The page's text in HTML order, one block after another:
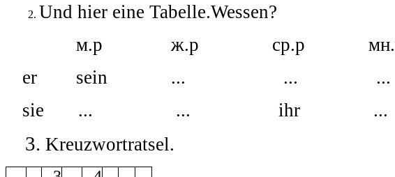
Und hier eine Tabelle.Wessen?
м.р ж.р ср.р
er sein ... ... ...
sie ... ... ihr ...
3. Kreuzwortratsel.